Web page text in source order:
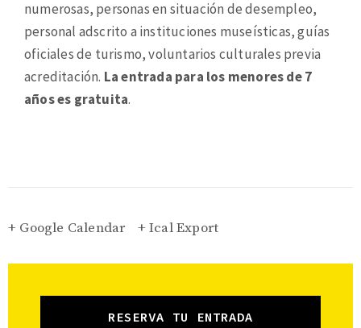
numerosas, personas en situación de desempleo,
personal adscrito a instituciones museísticas, guías
oficiales de turismo, voluntarios culturales previa
acreditación. La entrada para los menores de 7
años es gratuita.
+ Google Calendar + Ical Export
RESERVA TU ENTRADA